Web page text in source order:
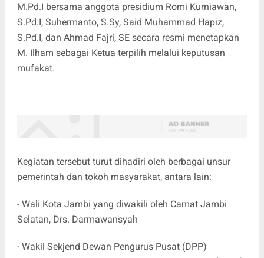
M.Pd.I bersama anggota presidium Romi Kurniawan,
S.Pd.I, Suhermanto, S.Sy, Said Muhammad Hapiz,
S.Pd.I, dan Ahmad Fajri, SE secara resmi menetapkan
M. Ilham sebagai Ketua terpilih melalui keputusan
mufakat.
Kegiatan tersebut turut dihadiri oleh berbagai unsur
pemerintah dan tokoh masyarakat, antara lain:
- Wali Kota Jambi yang diwakili oleh Camat Jambi
Selatan, Drs. Darmawansyah
- Wakil Sekjend Dewan Pengurus Pusat (DPP)